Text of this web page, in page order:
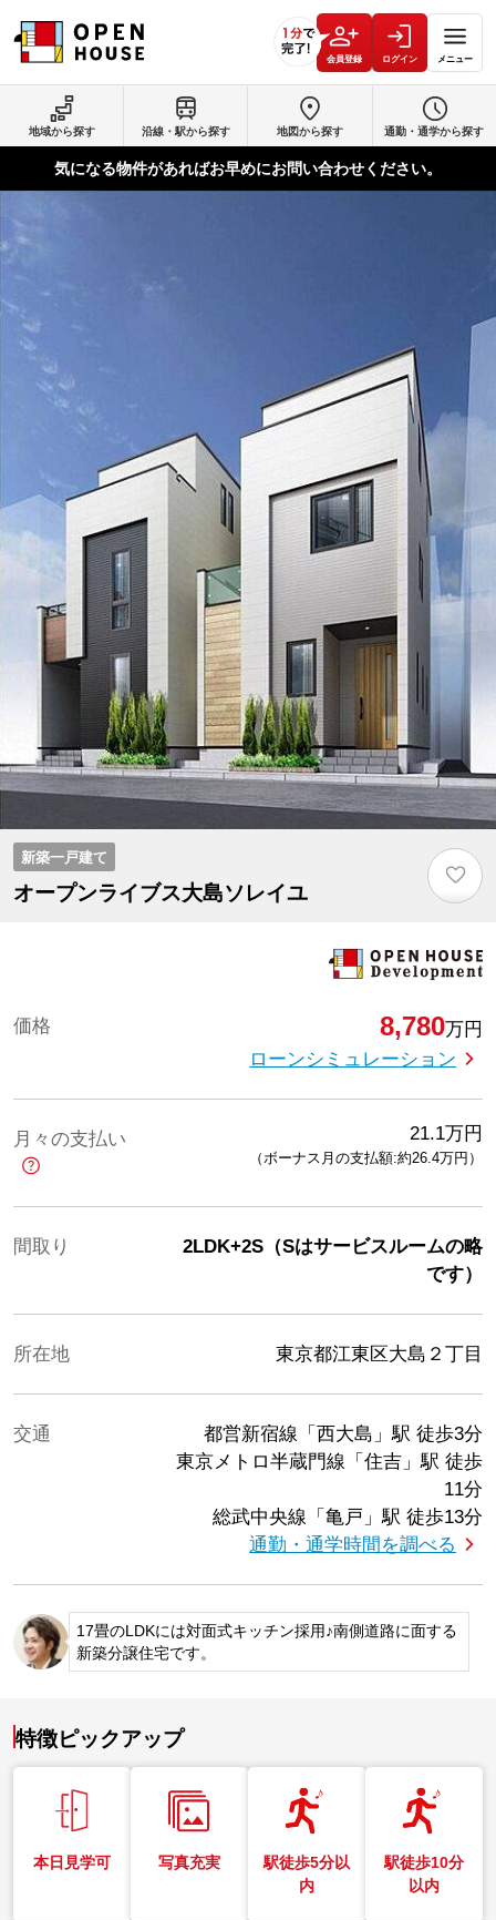
会員登録 ログイン メニュー
地域から探す 沿線・駅から探す 地図から探す 通勤・通学から探す
気になる物件があればお早めにお問い合わせください。
新築一戸建て
オープンライブス大島ソレイユ
♡
価格 8,780万円
ローンシミュレーション
月々の支払い 21.1万円
（ボーナス月の支払額:約26.4万円 ）
間取り
2LDK+2S（Sはサービスルームの略
です）
所在地 東京都江東区大島２丁目
交通 都営新宿線「西大島」駅 徒歩3分
東京メトロ半蔵門線「住吉」駅 徒歩
11分
総武中央線「亀戸」駅 徒歩13分
通勤・通学時間を調べる
17畳のLDKには対面式キッチン採用♪南側道路に面する
新築分譲住宅です。
特徴ピックアップ
本日見学可 写真充実
駅徒歩5分以
内
駅徒歩10分
以内